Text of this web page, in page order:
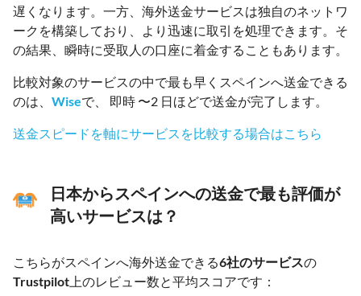
遅くなります。一方、海外送金サービスは独自のネットワ
ークを構築しており、より迅速に取引を処理できます。そ
の結果、瞬時に受取人の口座に着金することもあります。
比較対象のサービスの中で最も早くスペインへ送金できる
のは、 Wiseで、 即時 〜2 日ほどで送金が完了します。
送金スピードを軸にサービスを比較する場合はこちら
日本からスペインへの送金で最も評価が
高いサービスは？
こちらがスペインへ海外送金できる6社のサービスの
Trustpilot 上のレビュー数と平均スコアです：